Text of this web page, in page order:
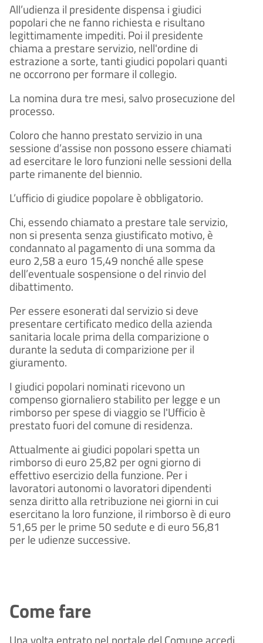
All’udienza il presidente dispensa i giudici
popolari che ne fanno richiesta e risultano
legittimamente impediti. Poi il presidente
chiama a prestare servizio, nell'ordine di
estrazione a sorte, tanti giudici popolari quanti
ne occorrono per formare il collegio.
La nomina dura tre mesi, salvo prosecuzione del
processo.
Coloro che hanno prestato servizio in una
sessione d’assise non possono essere chiamati
ad esercitare le loro funzioni nelle sessioni della
parte rimanente del biennio.
L’ufficio di giudice popolare è obbligatorio.
Chi, essendo chiamato a prestare tale servizio,
non si presenta senza giustificato motivo, è
condannato al pagamento di una somma da
euro 2,58 a euro 15,49 nonché alle spese
dell’eventuale sospensione o del rinvio del
dibattimento.
Per essere esonerati dal servizio si deve
presentare certificato medico della azienda
sanitaria locale prima della comparizione o
durante la seduta di comparizione per il
giuramento.
I giudici popolari nominati ricevono un
compenso giornaliero stabilito per legge e un
rimborso per spese di viaggio se l'Ufficio è
prestato fuori del comune di residenza.
Attualmente ai giudici popolari spetta un
rimborso di euro 25,82 per ogni giorno di
effettivo esercizio della funzione. Per i
lavoratori autonomi o lavoratori dipendenti
senza diritto alla retribuzione nei giorni in cui
esercitano la loro funzione, il rimborso è di euro
51,65 per le prime 50 sedute e di euro 56,81
per le udienze successive.
Come fare